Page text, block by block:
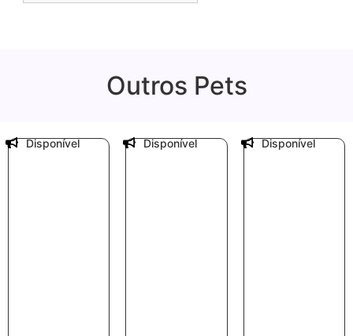
Outros Pets
Disponível Disponível Disponível